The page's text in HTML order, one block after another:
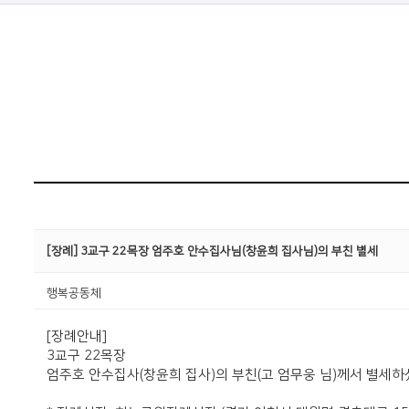
[장례] 3교구 22목장 엄주호 안수집사님(창윤희 집사님)의 부친 별세
행복공동체
[장례안내]
3교구 22목장
엄주호 안수집사(창윤희 집사)의 부친(고 엄무웅 님)께서 별세하